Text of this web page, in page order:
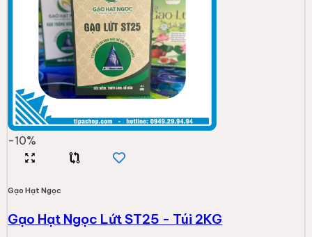
-10%
Gạo Hạt Ngọc
Gạo Hạt Ngọc Lứt ST25 - Túi 2KG